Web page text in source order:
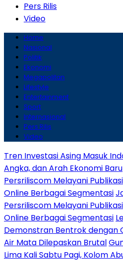
Pers Rilis
Video
Home
Nasional
Politik
Ekonomi
Megapolitan
Lifestyle
Entertainment
Sport
Internasional
Pers Rilis
Video
Tren Investasi Asing Masuk
Angka, dan Arah Ekonomi Baru
Persriliscom Melayani
Online Berbagai Segmentasi
Persriliscom Melayani
Online Berbagai Segmentasi
Demonstran Bentrok dengan
Air Mata Dilepaskan Brutal
Lima Kali Sabtu Pagi, Kolom